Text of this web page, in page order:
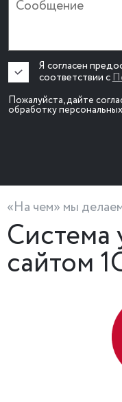
Я согласен
соответствии с
Пожалуйста, дайте
обработку
«На чем» мы
Система
сайтом